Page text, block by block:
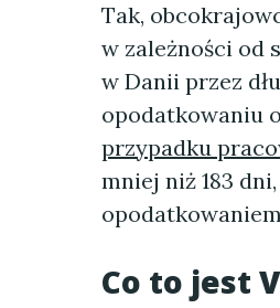
Tak,
w zależności od
w Danii przez
opodatkowaniu
przypadku
mniej niż 183
Co to jest